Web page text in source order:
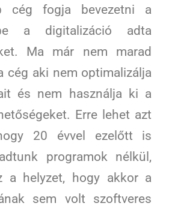
cég fogja bevezetni a
a digitalizáció adta
Ma már nem marad
cég aki nem optimalizálja
és nem használja ki a
Erre lehet azt
20 évvel ezelőtt is
programok nélkül,
a helyzet, hogy akkor a
sem volt szoftveres